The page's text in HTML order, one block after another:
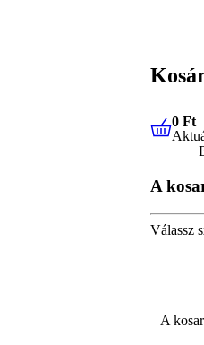
0 Ft
0 Ft
A
Válassz
A